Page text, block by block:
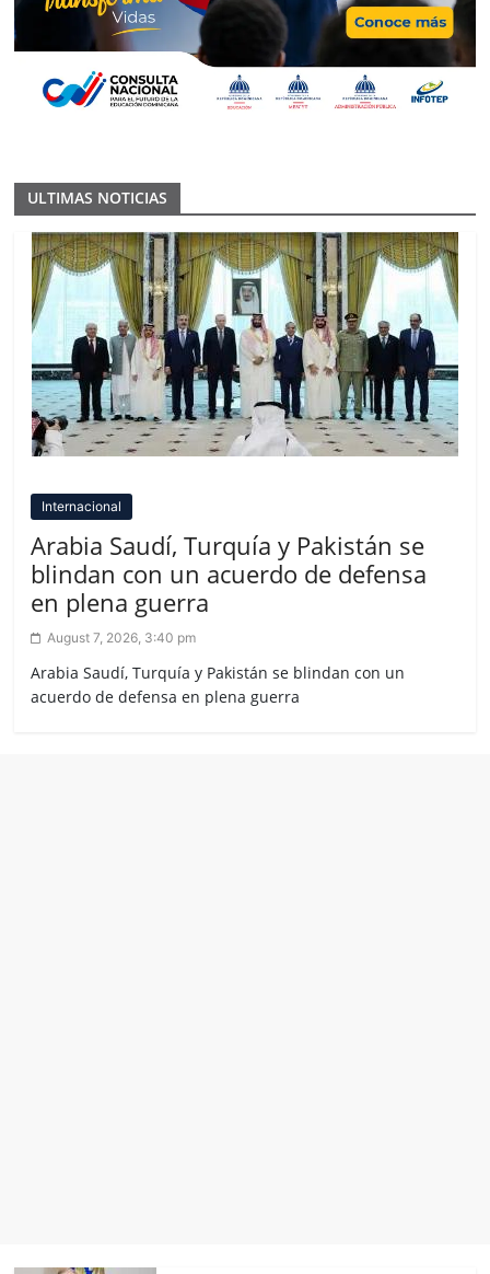
ULTIMAS NOTICIAS
Internacional
Arabia Saudí, Turquía y Pakistán se
blindan con un acuerdo de defensa
en plena guerra
August 7, 2026, 3:40 pm
Arabia Saudí, Turquía y Pakistán se blindan con un
acuerdo de defensa en plena guerra